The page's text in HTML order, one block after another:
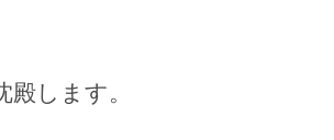
殿します。